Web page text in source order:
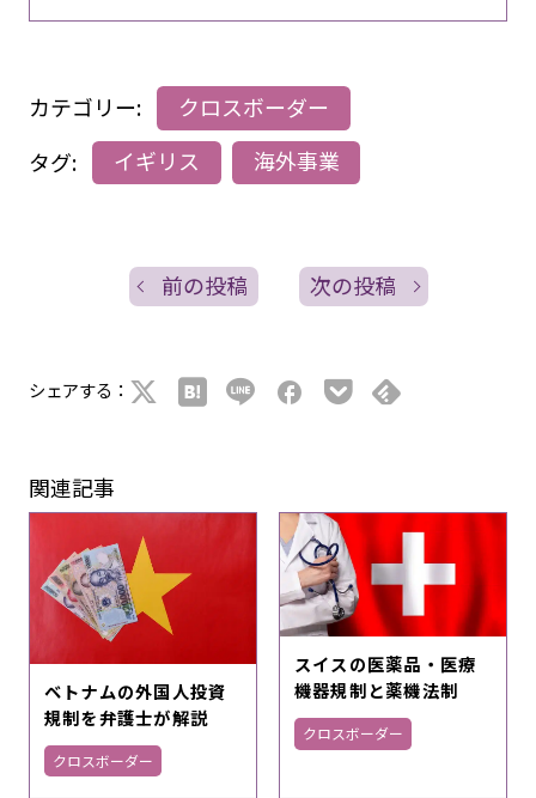
カテゴリー:
クロスボーダー
タグ:
イギリス 海外事業
前の投稿 次の投稿
シェアする：
関連記事
ベトナムの外国人投資
規制を弁護士が解説
クロスボーダー
スイスの医薬品・医療
機器規制と薬機法制
クロスボーダー